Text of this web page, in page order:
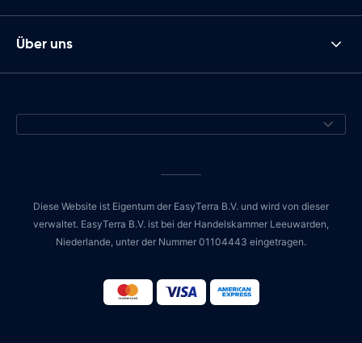
Über uns
Diese Website ist Eigentum der EasyTerra B.V. und wird von dieser
verwaltet. EasyTerra B.V. ist bei der Handelskammer Leeuwarden,
Niederlande, unter der Nummer 01104443 eingetragen.